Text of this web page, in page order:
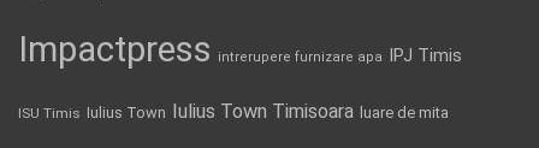
Impactpress intrerupere furnizare apa IPJ Timis
ISU Timis Iulius Town Iulius Town Timisoara luare de mita